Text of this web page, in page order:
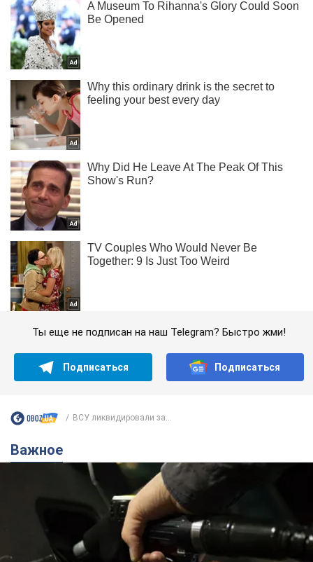
Ты еще не подписан на наш Telegram? Быстро жми!
Подписаться Подписаться
ВСУ ликвидировали за...
Важное